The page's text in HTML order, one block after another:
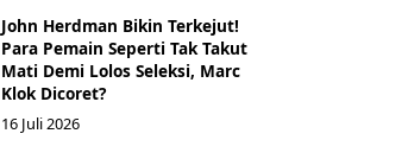
John Herdman Bikin Terkejut!
Para Pemain Seperti Tak Takut
Mati Demi Lolos Seleksi, Marc
Klok Dicoret?
16 Juli 2026